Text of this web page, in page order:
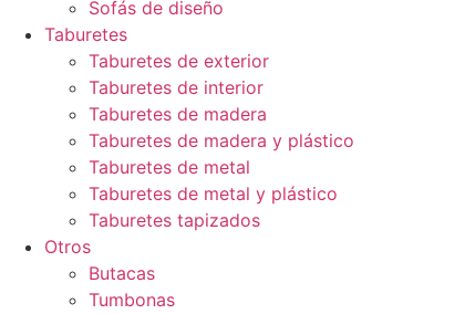
Sofás de diseño
Taburetes
Taburetes de exterior
Taburetes de interior
Taburetes de madera
Taburetes de madera y plástico
Taburetes de metal
Taburetes de metal y plástico
Taburetes tapizados
Otros
Butacas
Tumbonas